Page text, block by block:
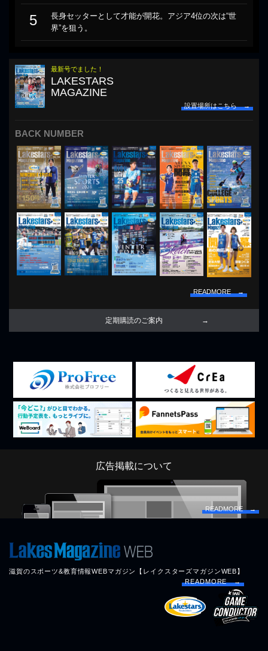
5
長身セッターとして才能が開花。アジア4位の次は“世
界”を狙う。
最新号でました！
LAKESTARS
MAGAZINE
設置場所はこちら →
BACK NUMBER
READMORE →
定期購読のご案内
広告掲載について
READMORE →
滋賀のスポーツ&教育情報WEBマガジン【レイクスターズマガジンWEB】
READMORE →